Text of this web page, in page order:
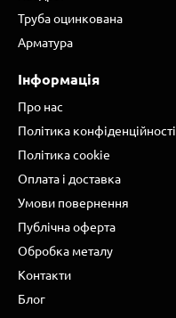
Труба оцинкована
Арматура
Інформація
Про нас
Політика конфіденційності
Політика cookie
Оплата і доставка
Умови повернення
Публічна оферта
Обробка металу
Контакти
Блог